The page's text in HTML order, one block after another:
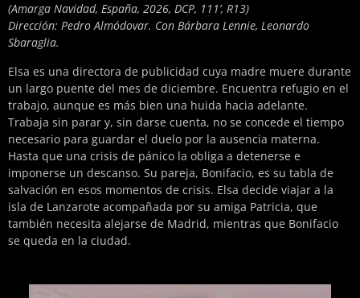
(Amarga Navidad, España, 2026, DCP, 111’, R13)
Dirección: Pedro Almódovar. Con Bárbara Lennie, Leonardo
Sbaraglia.
Elsa es una directora de publicidad cuya madre muere durante
un largo puente del mes de diciembre. Encuentra refugio en el
trabajo, aunque es más bien una huida hacia adelante.
Trabaja sin parar y, sin darse cuenta, no se concede el tiempo
necesario para guardar el duelo por la ausencia materna.
Hasta que una crisis de pánico la obliga a detenerse e
imponerse un descanso. Su pareja, Bonifacio, es su tabla de
salvación en esos momentos de crisis. Elsa decide viajar a la
isla de Lanzarote acompañada por su amiga Patricia, que
también necesita alejarse de Madrid, mientras que Bonifacio
se queda en la ciudad.